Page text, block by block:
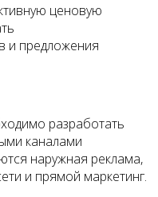
ценовую
и предложения
разработать
каналами
наружная реклама,
и прямой маркетинг.